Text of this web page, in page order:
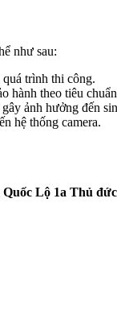
như sau:
trình thi công.
hành theo tiêu
ảnh hưởng đến
hệ thống camera.
Lộ 1a Thủ đức